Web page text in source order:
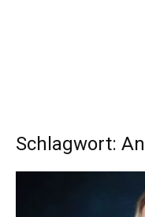
Schlagwort: